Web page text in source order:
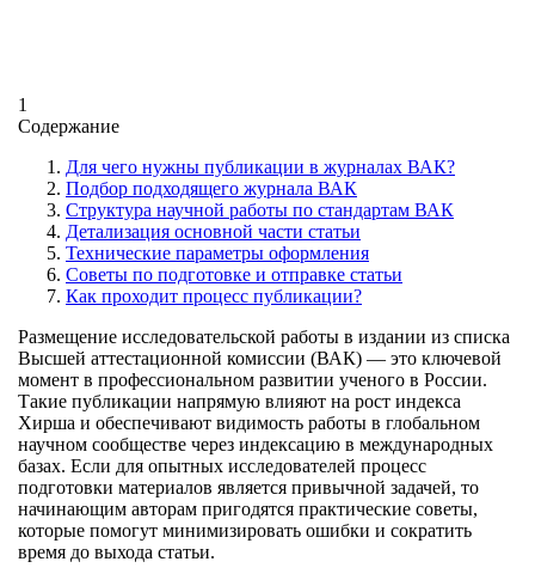
1
Содержание
Для чего нужны публикации в журналах ВАК?
Подбор подходящего журнала ВАК
Структура научной работы по стандартам ВАК
Детализация основной части статьи
Технические параметры оформления
Советы по подготовке и отправке статьи
Как проходит процесс публикации?
Размещение исследовательской работы в издании из списка
Высшей аттестационной комиссии (ВАК) — это ключевой
момент в профессиональном развитии ученого в России.
Такие публикации напрямую влияют на рост индекса
Хирша и обеспечивают видимость работы в глобальном
научном сообществе через индексацию в международных
базах. Если для опытных исследователей процесс
подготовки материалов является привычной задачей, то
начинающим авторам пригодятся практические советы,
которые помогут минимизировать ошибки и сократить
время до выхода статьи.